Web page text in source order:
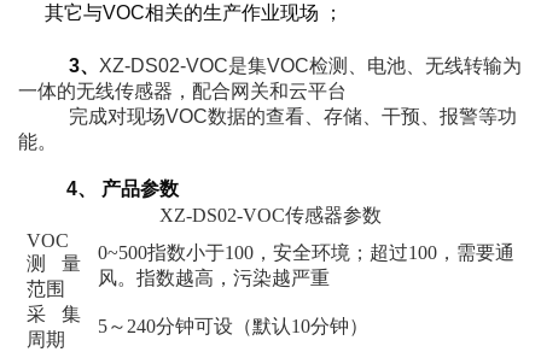
其它与VOC相关的生产作业现场 ；
3、 XZ-DS02-VOC是集VOC检测、电池、无线转输为
一体的无线传感器，配合网关和云平台
完成对现场VOC数据的查看、存储、干预、报警等功
能。
4、 产品参数
XZ-DS02-VOC传感器参数
VOC
测量
范围
0~500指数小于100，安全环境；超过100，需要通
风。指数越高，污染越严重
采集
周期
5～240分钟可设（默认10分钟）